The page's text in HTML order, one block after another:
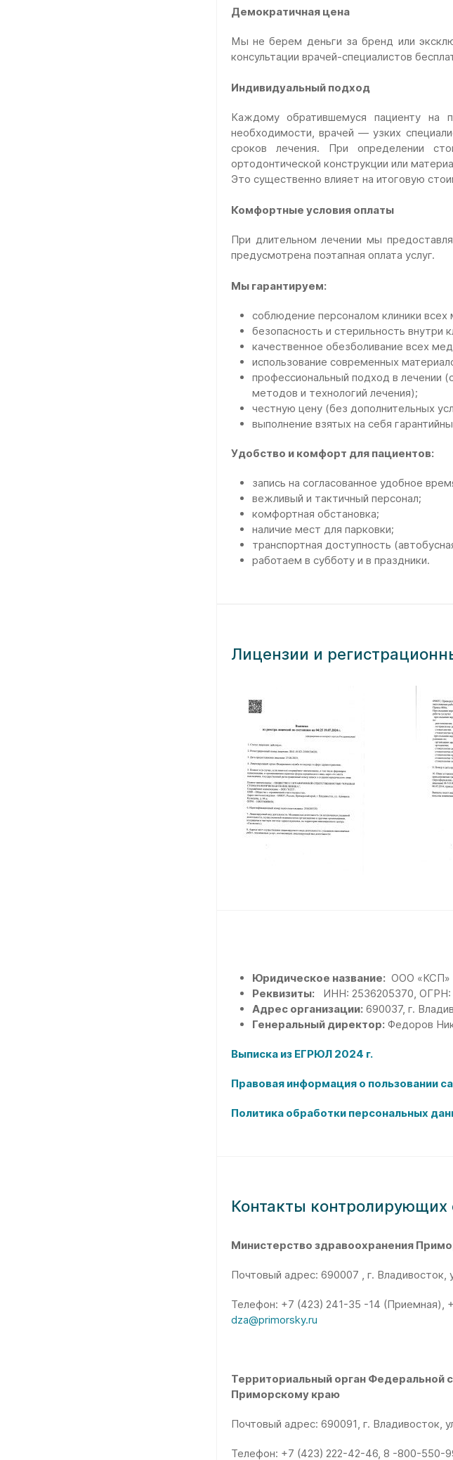
Демократичная цена
Мы не берем деньги за бренд или
консультации врачей-специалистов
Индивидуальный подход
Каждому обратившемуся пациенту на
необходимости, врачей — узких
сроков лечения. При определении
ортодонтической конструкции или
Это существенно влияет на итоговую
Комфортные условия оплаты
При длительном лечении мы
предусмотрена поэтапная оплата услуг.
Мы гарантируем:
соблюдение персоналом клиники всех
безопасность и стерильность внутри
качественное обезболивание всех
использование современных
профессиональный подход в лечении
методов и технологий лечения);
честную цену (без дополнительных
выполнение взятых на себя
Удобство и комфорт для пациентов:
запись на согласованное удобное
вежливый и тактичный персонал;
комфортная обстановка;
наличие мест для парковки;
транспортная доступность
работаем в субботу и в праздники.
Лицензии и
Юридическое название: ООО «КСП»
Реквизиты:
ИНН: 2536205370, ОГРН:
Адрес организации:690037, г.
Генеральный директор:Федоров
Выписка из ЕГРЮЛ 2024 г.
Правовая информация о пользовании
Политика обработки персональных
Контакты контролирующих
Министерство здравоохранения
Почтовый адрес: 690007 , г. Владивосток,
Телефон: +7 (42З) 241-35 -14 (Приемная),
dza@primorsky.ru
Территориальный орган Федеральной
Приморскому краю
Почтовый адрес: 690091, г. Владивосток,
Телефон: +7 (423) 222-42-46, 8 -800-550-